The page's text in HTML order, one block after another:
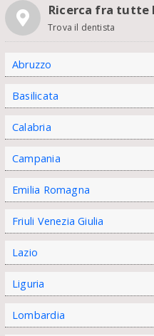
Ricerca fra tutte
Trova il dentista
Abruzzo
Basilicata
Calabria
Campania
Emilia Romagna
Friuli Venezia Giulia
Lazio
Liguria
Lombardia